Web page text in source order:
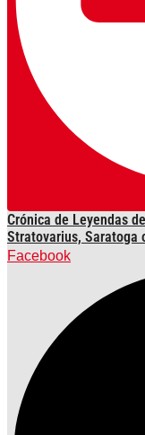
Crónica de Leyendas
Stratovarius, Saratoga
Facebook